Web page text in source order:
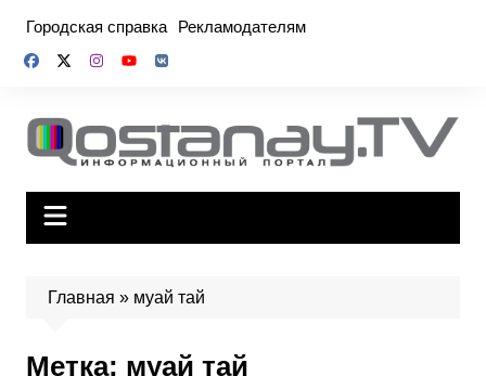
содержимому
Городская справка Рекламодателям
Главная » муай тай
Метка: муай тай